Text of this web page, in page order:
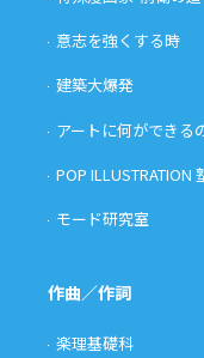
意志を強くする時
建築大爆発
アートに何ができる
POP ILLUSTRATION
モード研究室
作曲／作詞
楽理基礎科